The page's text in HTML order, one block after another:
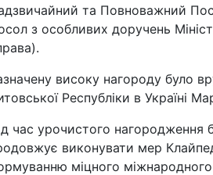
та Повноважний
з особливих доручень
високу нагороду було
Республіки в Україні
час урочистого нагородження
виконувати мер
міцного міжнародного